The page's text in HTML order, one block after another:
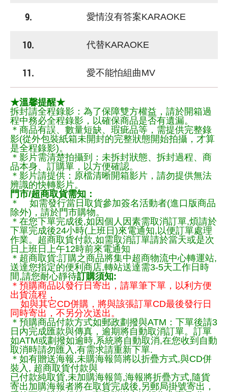
9. 愛情沒有答案KARAOKE
10. 代替KARAOKE
11. 愛不能怕組曲MV
★溫馨提醒★
拆封請全程錄影：為了保障雙方權益，請於開箱過
程中務必全程錄影，以確保商品是否有遺漏。
＊商品有誤、數量短缺、瑕疵品等，需提供完整錄
影(從外包裝紙箱未開封的完整狀態開始拍攝，才算
是全程錄影)。
＊影片需清楚拍攝到：未拆封狀態、拆封過程、商
品本身、訂購單，以方便確認。
＊影片請提供：原檔清晰開箱影片，請勿提供無法
辨識的快轉影片。
門市/超商取貨需知：
＊ 如需發行當日取貨參加簽名活動者(進口版商品
除外)，請於門市購物。
＊在您下單完成後,如因個人因素需取消訂單,煩請於
下單完成後24小時(上班日)來電通知,以便訂單處理
作業。超商取貨付款,如需取消訂單請於當天或是次
日上班日上午12時前來電通知
＊超商取貨:訂購之商品將集中超商物流中心轉運站,
送達您指定的便利商店,轉站送達需3-5天工作日時
間,請您耐心靜待訂購須知:
＊預購商品以發行日寄出，請單筆下單，以利方便
出貨流程，
如與其它CD併購，將與該張訂單CD最後發行日
同時寄出，不另分次送出。
＊預購商品付款方式如郵政劃撥與ATM：下單後請3
日內完成匯款與傳真，逾期將自動取消訂單。訂單
如ATM或劃撥如逾時,系統將自動取消,在您收到自動
取消時請勿匯入,有需求請重新下單.
＊如有贈送海報,未購海報筒將以折疊方式,與CD併
裝入, 超商取貨付款與
已付款純取貨,未加購海報筒,海報將折疊方式,隨貨
寄出加購海報者將在取貨完成後,另郵局掛號寄出，